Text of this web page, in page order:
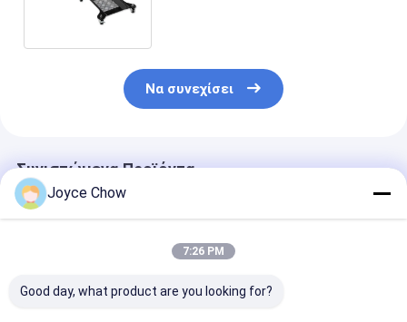
Να συνεχίσει
Συνιστώμενα Προϊόντα
Joyce Chow
7:26 PM
Good day, what product are you looking for?